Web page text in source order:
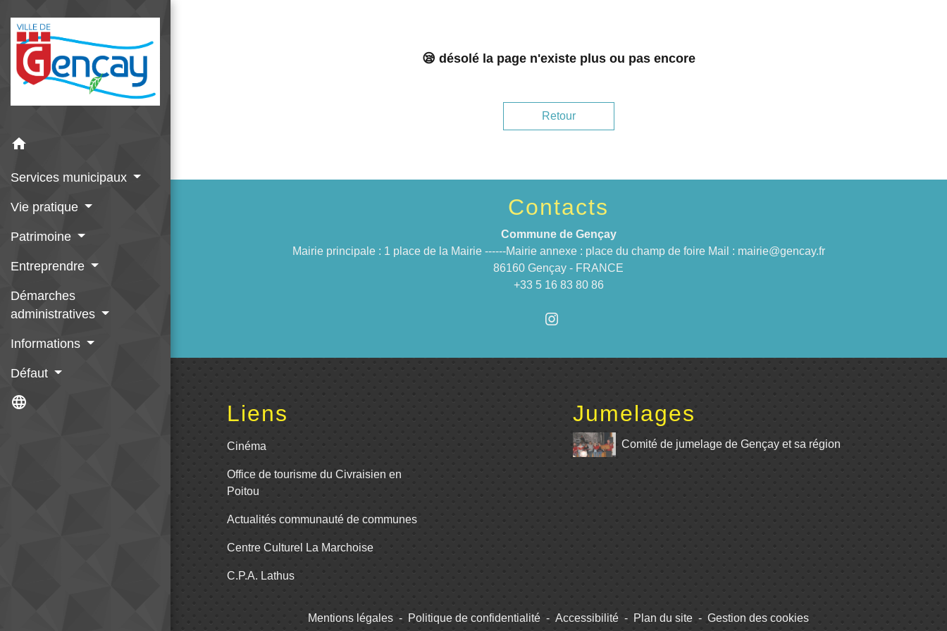
home
Services municipaux
Vie pratique
Patrimoine
Entreprendre
Démarches
administratives
Informations
Défaut
language
😪 désolé la page n'existe plus ou pas encore
Retour
Contacts
Commune de Gençay
Mairie principale : 1 place de la Mairie ------Mairie annexe : place du champ de foire Mail : mairie@gencay.fr
86160 Gençay - FRANCE
+33 5 16 83 80 86
Liens
Cinéma
Office de tourisme du Civraisien en
Poitou
Actualités communauté de communes
Centre Culturel La Marchoise
C.P.A. Lathus
Jumelages
Comité de jumelage de Gençay et sa région
Mentions légales - Politique de confidentialité - Accessibilité - Plan du site - Gestion des cookies